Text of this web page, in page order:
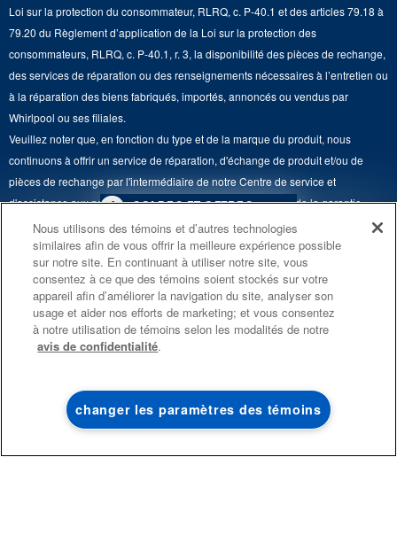
Retours et échanges
Accessibilité
Services d'abonnement
Résidents du Québec
Fours à micro-ondes
Whirlpool et Corporation
Whirlpool au Canada
Loi sur la protection du consommateur, RLRQ, c. P-40.1 et des articles 79.18 à
79.20 du Règlement d’application de la Loi sur la protection des
consommateurs, RLRQ, c. P-40.1, r. 3, la disponibilité des pièces de rechange,
des services de réparation ou des renseignements nécessaires à l’entretien ou
à la réparation des biens fabriqués, importés, annoncés ou vendus par
Whirlpool ou ses filiales.
Veuillez noter que, en fonction du type et de la marque du produit, nous
continuons à offrir un service de réparation, d'échange de produit et/ou de
pièces de rechange par l'intermédiaire de notre Centre de service et
d'assistance aux propriétaires, sous réserve des conditions de la garantie
limitée du fabricant. Pour plus d'informations, veuillez consulter les sites Web
de nos différentes marques sous la rubrique « Service et assistance » ou
appeler le 1-800-807-6777. Pour InSinkErator, appelez le 1-800-561-1700.
Ce marchand en ligne est situé au 200-6750, avenue Century, Mississauga
(Ontario) L5N 0B7. ®/TM © 2026 Maytag. Tous droits réservés.
Communiquez avec nous
4 SOLDES ET OFFRES
PROMOTION DES
ENSEMBLES DE CUISINE
Finit le 8/26/26
ÉCONOMISEZ JUSQU’À 300 $*
à l’achat de plusieurs électroménagers de
cuisine admissibles Maytag®
MAGASINEZ
ACTUELLEMENT
DISPONIBLE
CENTRE DE
MAGASINEZ
Nous utilisons des témoins et d’autres technologies
similaires afin de vous offrir la meilleure expérience possible
sur notre site. En continuant à utiliser notre site, vous
consentez à ce que des témoins soient stockés sur votre
appareil afin d’améliorer la navigation du site, analyser son
usage et aider nos efforts de marketing; et vous consentez
à notre utilisation de témoins selon les modalités de notre
avis de confidentialité.
changer les paramètres des témoins